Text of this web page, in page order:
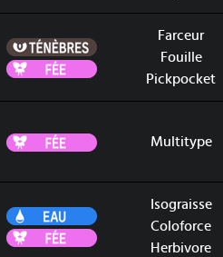
Ténèbres
Fée
Farceur
Fouille
Pickpocket
Fée Multitype
Eau
Fée
Isograisse
Coloforce
Herbivore